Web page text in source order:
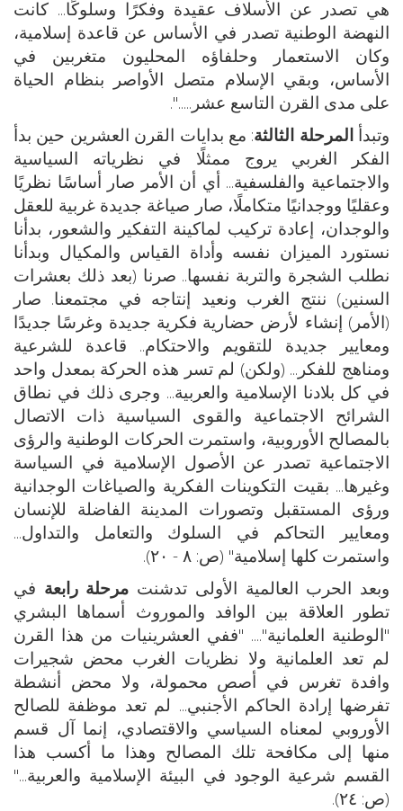
هي تصدر عن الأسلاف عقيدة وفكرًا وسلوكًا... كانت
النهضة الوطنية تصدر في الأساس عن قاعدة إسلامية،
وكان الاستعمار وحلفاؤه المحليون متغربين في
الأساس، وبقي الإسلام متصل الأواصر بنظام الحياة
على مدى القرن التاسع عشر.....".
وتبدأالمرحلة الثالثة: مع بدايات القرن العشرين حين بدأ
الفكر الغربي يروج ممثلًا في نظرياته السياسية
والاجتماعية والفلسفية... أي أن الأمر صار أساسًا نظريًا
وعقليًا ووجدانيًا متكاملًا، صار صياغة جديدة غربية للعقل
والوجدان، إعادة تركيب لماكينة التفكير والشعور، بدأنا
نستورد الميزان نفسه وأداة القياس والمكيال وبدأنا
نطلب الشجرة والتربة نفسها.. صرنا (بعد ذلك بعشرات
السنين) ننتج الغرب ونعيد إنتاجه في مجتمعنا. صار
(الأمر) إنشاء لأرض حضارية فكرية جديدة وغرسًا جديدًا
ومعايير جديدة للتقويم والاحتكام.. قاعدة للشرعية
ومناهج للفكر... (ولكن) لم تسر هذه الحركة بمعدل واحد
في كل بلادنا الإسلامية والعربية... وجرى ذلك في نطاق
الشرائح الاجتماعية والقوى السياسية ذات الاتصال
بالمصالح الأوروبية، واستمرت الحركات الوطنية والرؤى
الاجتماعية تصدر عن الأصول الإسلامية في السياسة
وغيرها... بقيت التكوينات الفكرية والصياغات الوجدانية
ورؤى المستقبل وتصورات المدينة الفاضلة للإنسان
ومعايير التحاكم في السلوك والتعامل والتداول...
واستمرت كلها إسلامية" (ص: ٨ - ٢٠).
وبعد الحرب العالمية الأولى تدشنت مرحلة رابعة في
تطور العلاقة بين الوافد والموروث أسماها البشري
"الوطنية العلمانية".... "ففي العشرينيات من هذا القرن
لم تعد العلمانية ولا نظريات الغرب محض شجيرات
وافدة تغرس في أصص محمولة، ولا محض أنشطة
تفرضها إرادة الحاكم الأجنبي... لم تعد موظفة للصالح
الأوروبي لمعناه السياسي والاقتصادي، إنما آل قسم
منها إلى مكافحة تلك المصالح وهذا ما أكسب هذا
القسم شرعية الوجود في البيئة الإسلامية والعربية..."
(ص: ٢٤).